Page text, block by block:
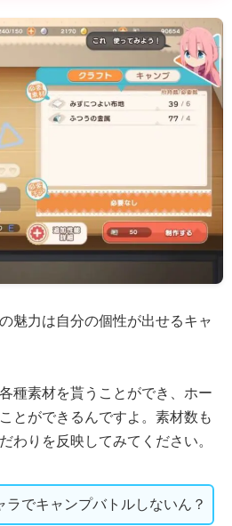
魅力は自分の個性が出せるキャ
種素材を貰うことができ、ホー
とができるんですよ。素材数も
わりを反映してみてください。
ラでキャンプバトルしないん？